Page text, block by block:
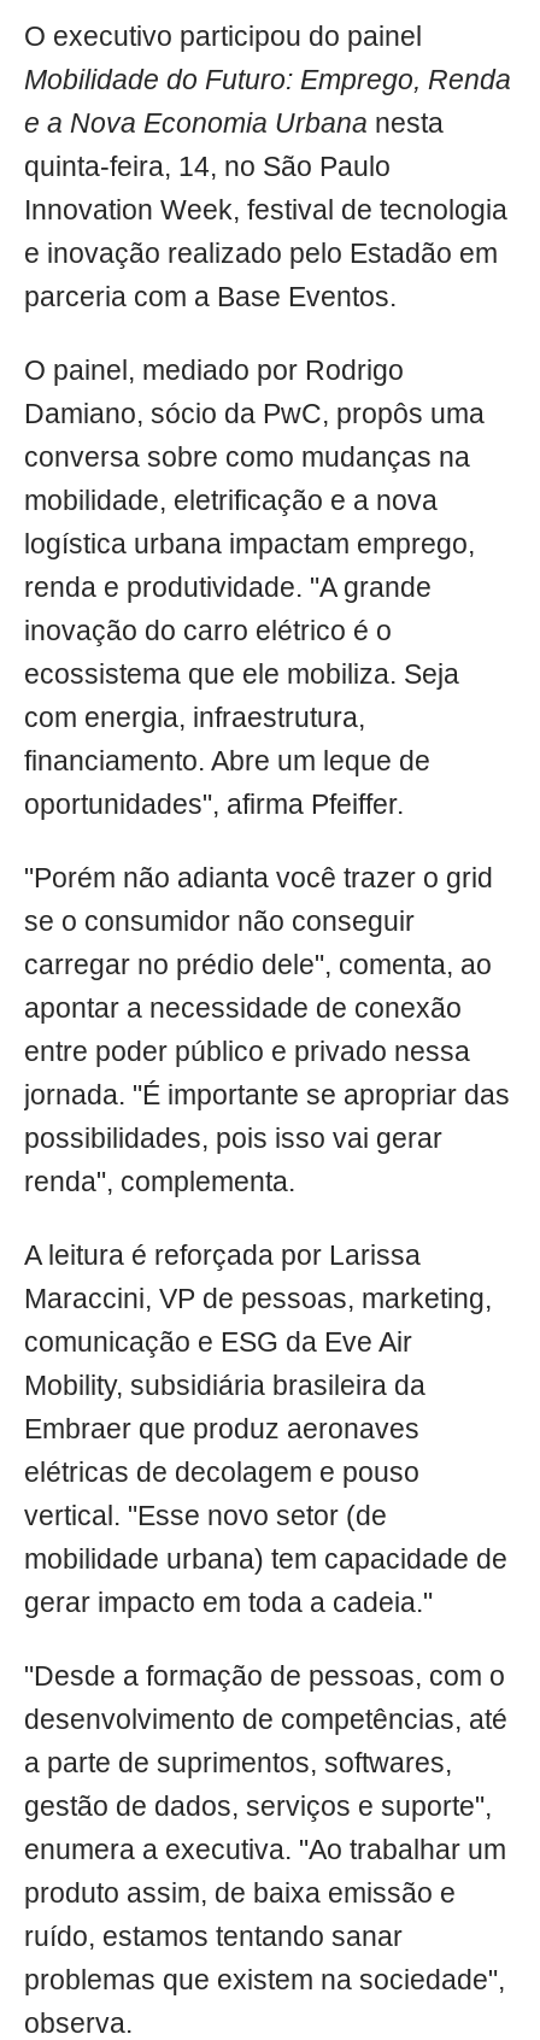
O executivo participou do painel
Mobilidade do Futuro: Emprego, Renda
e a Nova Economia Urbana nesta
quinta-feira, 14, no São Paulo
Innovation Week, festival de tecnologia
e inovação realizado pelo Estadão em
parceria com a Base Eventos.
O painel, mediado por Rodrigo
Damiano, sócio da PwC, propôs uma
conversa sobre como mudanças na
mobilidade, eletrificação e a nova
logística urbana impactam emprego,
renda e produtividade. "A grande
inovação do carro elétrico é o
ecossistema que ele mobiliza. Seja
com energia, infraestrutura,
financiamento. Abre um leque de
oportunidades", afirma Pfeiffer.
"Porém não adianta você trazer o grid
se o consumidor não conseguir
carregar no prédio dele", comenta, ao
apontar a necessidade de conexão
entre poder público e privado nessa
jornada. "É importante se apropriar das
possibilidades, pois isso vai gerar
renda", complementa.
A leitura é reforçada por Larissa
Maraccini, VP de pessoas, marketing,
comunicação e ESG da Eve Air
Mobility, subsidiária brasileira da
Embraer que produz aeronaves
elétricas de decolagem e pouso
vertical. "Esse novo setor (de
mobilidade urbana) tem capacidade de
gerar impacto em toda a cadeia."
"Desde a formação de pessoas, com o
desenvolvimento de competências, até
a parte de suprimentos, softwares,
gestão de dados, serviços e suporte",
enumera a executiva. "Ao trabalhar um
produto assim, de baixa emissão e
ruído, estamos tentando sanar
problemas que existem na sociedade",
observa.